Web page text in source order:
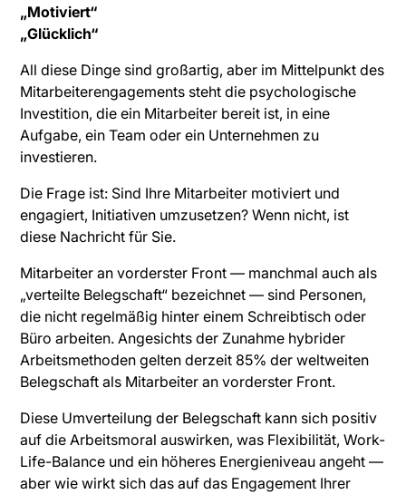
„Motiviert“
„Glücklich“
All diese Dinge sind großartig, aber im Mittelpunkt des
Mitarbeiterengagements steht die psychologische
Investition, die ein Mitarbeiter bereit ist, in eine
Aufgabe, ein Team oder ein Unternehmen zu
investieren.
Die Frage ist: Sind Ihre Mitarbeiter motiviert und
engagiert, Initiativen umzusetzen? Wenn nicht, ist
diese Nachricht für Sie.
Mitarbeiter an vorderster Front — manchmal auch als
„verteilte Belegschaft“ bezeichnet — sind Personen,
die nicht regelmäßig hinter einem Schreibtisch oder
Büro arbeiten. Angesichts der Zunahme hybrider
Arbeitsmethoden gelten derzeit 85% der weltweiten
Belegschaft als Mitarbeiter an vorderster Front.
Diese Umverteilung der Belegschaft kann sich positiv
auf die Arbeitsmoral auswirken, was Flexibilität, Work-
Life-Balance und ein höheres Energieniveau angeht —
aber wie wirkt sich das auf das Engagement Ihrer